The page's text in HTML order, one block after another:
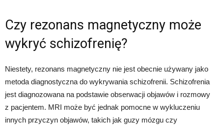
Czy rezonans magnetyczny może
wykryć schizofrenię?
Niestety, rezonans magnetyczny nie jest obecnie używany jako
metoda diagnostyczna do wykrywania schizofrenii. Schizofrenia
jest diagnozowana na podstawie obserwacji objawów i rozmowy
z pacjentem. MRI może być jednak pomocne w wykluczeniu
innych przyczyn objawów, takich jak guzy mózgu czy